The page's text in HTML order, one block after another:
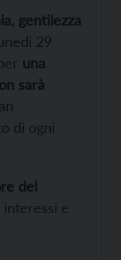
gentilezza
29
una
sarà
di ogni
del
interessi e